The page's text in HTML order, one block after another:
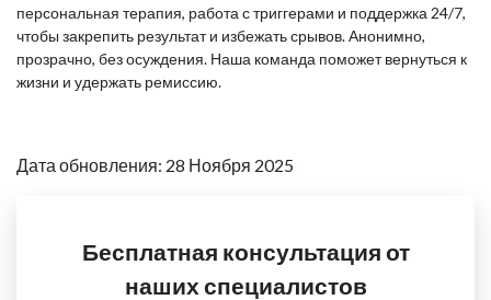
персональная терапия, работа с триггерами и поддержка 24/7,
чтобы закрепить результат и избежать срывов. Анонимно,
прозрачно, без осуждения. Наша команда поможет вернуться к
жизни и удержать ремиссию.
Дата обновления: 28 Ноября 2025
Бесплатная консультация от
наших специалистов